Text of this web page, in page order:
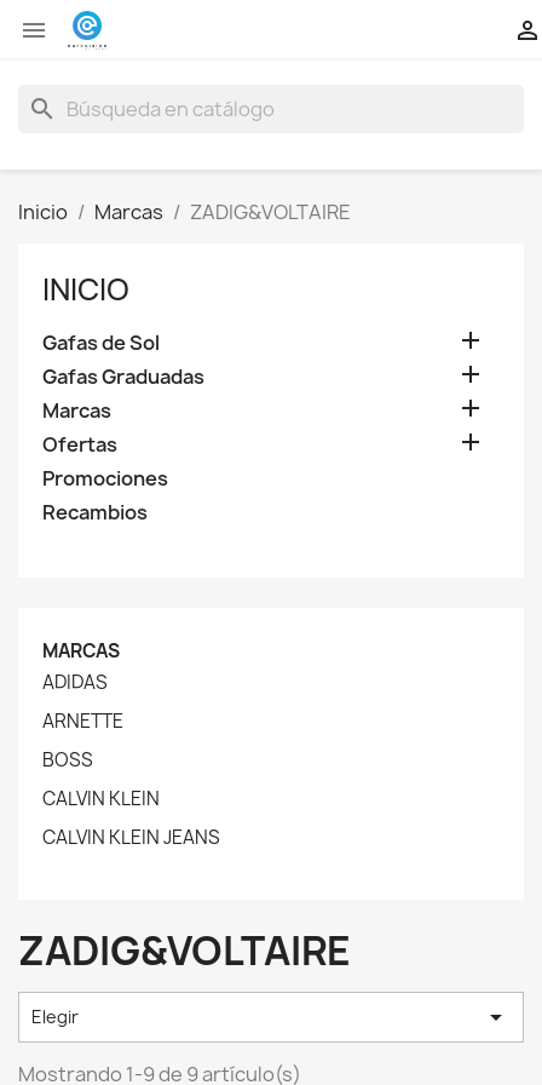
 
search
Inicio Marcas ZADIG&VOLTAIRE
INICIO
Gafas de Sol 
Gafas Graduadas 
Marcas 
Ofertas 
Promociones
Recambios
MARCAS
ADIDAS
ARNETTE
BOSS
CALVIN KLEIN
CALVIN KLEIN JEANS
ZADIG&VOLTAIRE
Elegir 
Mostrando 1-9 de 9 artículo(s)